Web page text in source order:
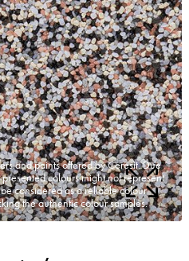
and paints offered by Ceresit. Due
colours might not represent
considered as a reliable colour
the authentic colour samples.